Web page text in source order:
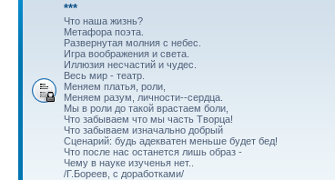
***
Что наша жизнь?
Метафора поэта.
Развернутая молния с небес.
Игра воображения и света.
Иллюзия несчастий и чудес.
Весь мир - театр.
Меняем платья, роли,
Меняем разум, личности--сердца.
Мы в роли до такой врастаем боли,
Что забываем что мы часть Творца!
Что забываем изначально добрый
Сценарий: будь адекватен меньше будет бед!
Что после нас останется лишь образ -
Чему в науке изученья нет..
/Г.Бореев, с доработками/